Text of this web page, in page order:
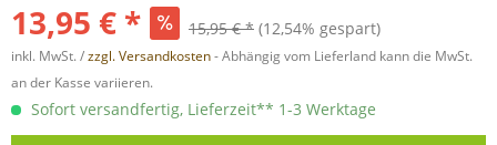
13,95 € * 15,95 € * (12,54% gespart)
inkl. MwSt. /zzgl. Versandkosten- Abhängig vom Lieferland kann die MwSt.
an der Kasse variieren.
Sofort versandfertig, Lieferzeit** 1-3 Werktage